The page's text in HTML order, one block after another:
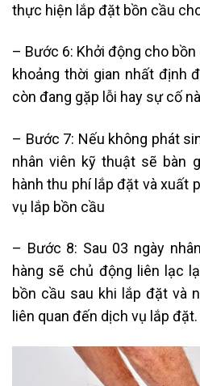
thực hiện lắp đặt bồn cầu
– Bước 6: Khởi động cho
khoảng thời gian nhất định
còn đang gặp lỗi hay sự cố
– Bước 7: Nếu không phát
nhân viên kỹ thuật sẽ bàn
hành thu phí lắp đặt và xuất
vụ lắp bồn cầu
– Bước 8: Sau 03 ngày
hàng sẽ chủ động liên lạc
bồn cầu sau khi lắp đặt và
liên quan đến dịch vụ lắp đặt.